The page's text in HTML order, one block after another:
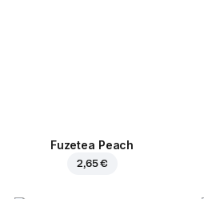
Fuzetea Peach
2,65 €